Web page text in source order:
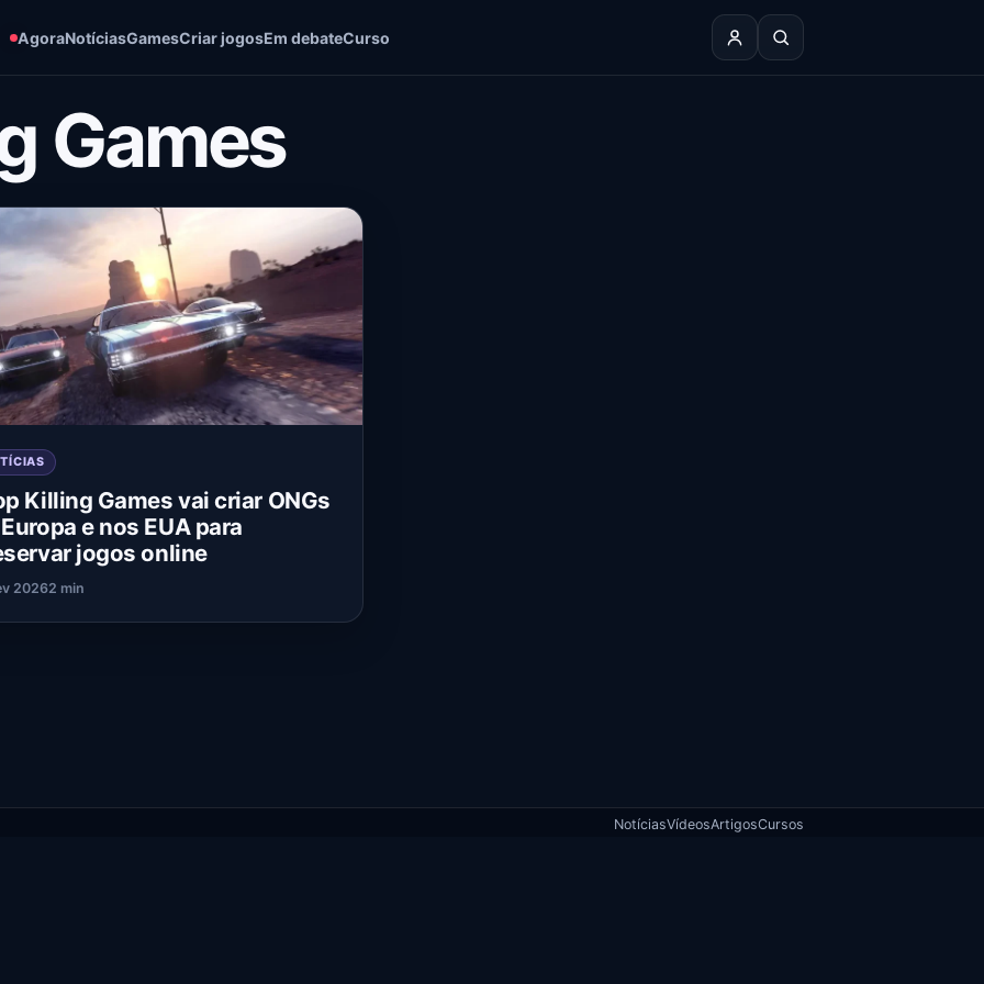
AgoraNotíciasGamesCriar jogosEm debateCurso
Games
Killing Games vai criar ONGs
e nos EUA para
jogos online
20262 min
NotíciasVídeosArtigosCursos